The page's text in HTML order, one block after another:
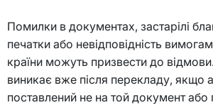
Помилки в документах, застарілі
печатки або невідповідність
країни можуть призвести до
виникає вже після перекладу, якщо
поставлений не на той документ